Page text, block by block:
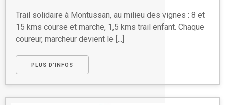
Trail solidaire à Montussan, au milieu des vignes : 8 et
15 kms course et marche, 1,5 kms trail enfant. Chaque
coureur, marcheur devient le [...]
PLUS D’INFOS